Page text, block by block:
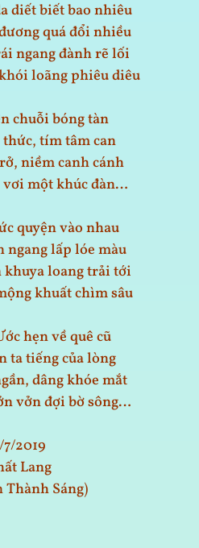
diết biết bao nhiêu
quá đổi nhiều
ngang đành rẽ lối
loãng phiêu diêu
chuỗi bóng tàn
thức, tím tâm can
niềm canh cánh
vơi một khúc đàn…
quyện vào nhau
ngang lấp lóe màu
khuya loang trải tới
khuất chìm sâu
hẹn về quê cũ
ta tiếng của lòng
dâng khóe mắt
vởn đợi bờ sông…
2019
Lang
Thành Sáng)